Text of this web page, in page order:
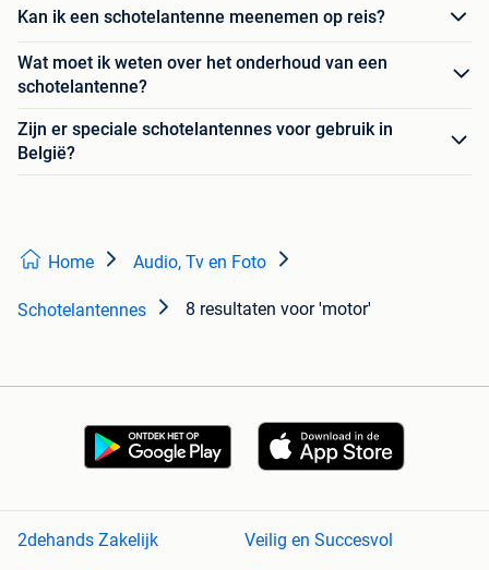
Kan ik een schotelantenne meenemen op reis?
Wat moet ik weten over het onderhoud van een
schotelantenne?
Zijn er speciale schotelantennes voor gebruik in
België?
Home Audio, Tv en Foto
Schotelantennes 8 resultaten voor 'motor'
2dehands Zakelijk
Veilig en Succesvol